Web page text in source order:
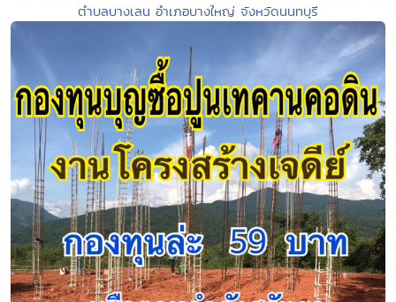
ตำบลบางเลน อำเภอบางใหญ่ จังหวัดนนทบุรี